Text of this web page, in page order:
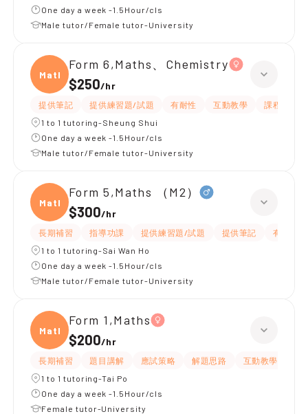
One day a week -1.5Hour/cls
Male tutor/Female tutor-University
Maths
Form 6,Maths、Chemistry
$250/hr
提供筆記 提供練習題/試題 有耐性 互動教學
課程設計
1 to 1 tutoring-Sheung Shui
One day a week -1.5Hour/cls
Male tutor/Female tutor-University
Maths
Form 5,Maths （M2）
$300/hr
長期補習 指導功課 提供練習題/試題 提供筆記
有耐性
1 to 1 tutoring-Sai Wan Ho
One day a week -1.5Hour/cls
Male tutor/Female tutor-University
Maths
Form 1,Maths
$200/hr
長期補習 題目講解 應試策略 解題思路 互動教學
1 to 1 tutoring-Tai Po
One day a week -1.5Hour/cls
Female tutor-University